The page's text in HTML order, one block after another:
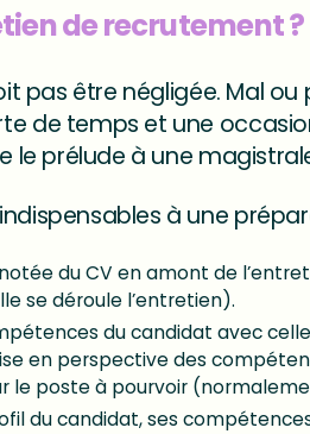
de recrutement ?
pas être négligée. Mal
de temps et une
le prélude à une
à une
du CV en amont de
se déroule l’entretien).
du candidat avec
en perspective des
le poste à pourvoir
du candidat, ses